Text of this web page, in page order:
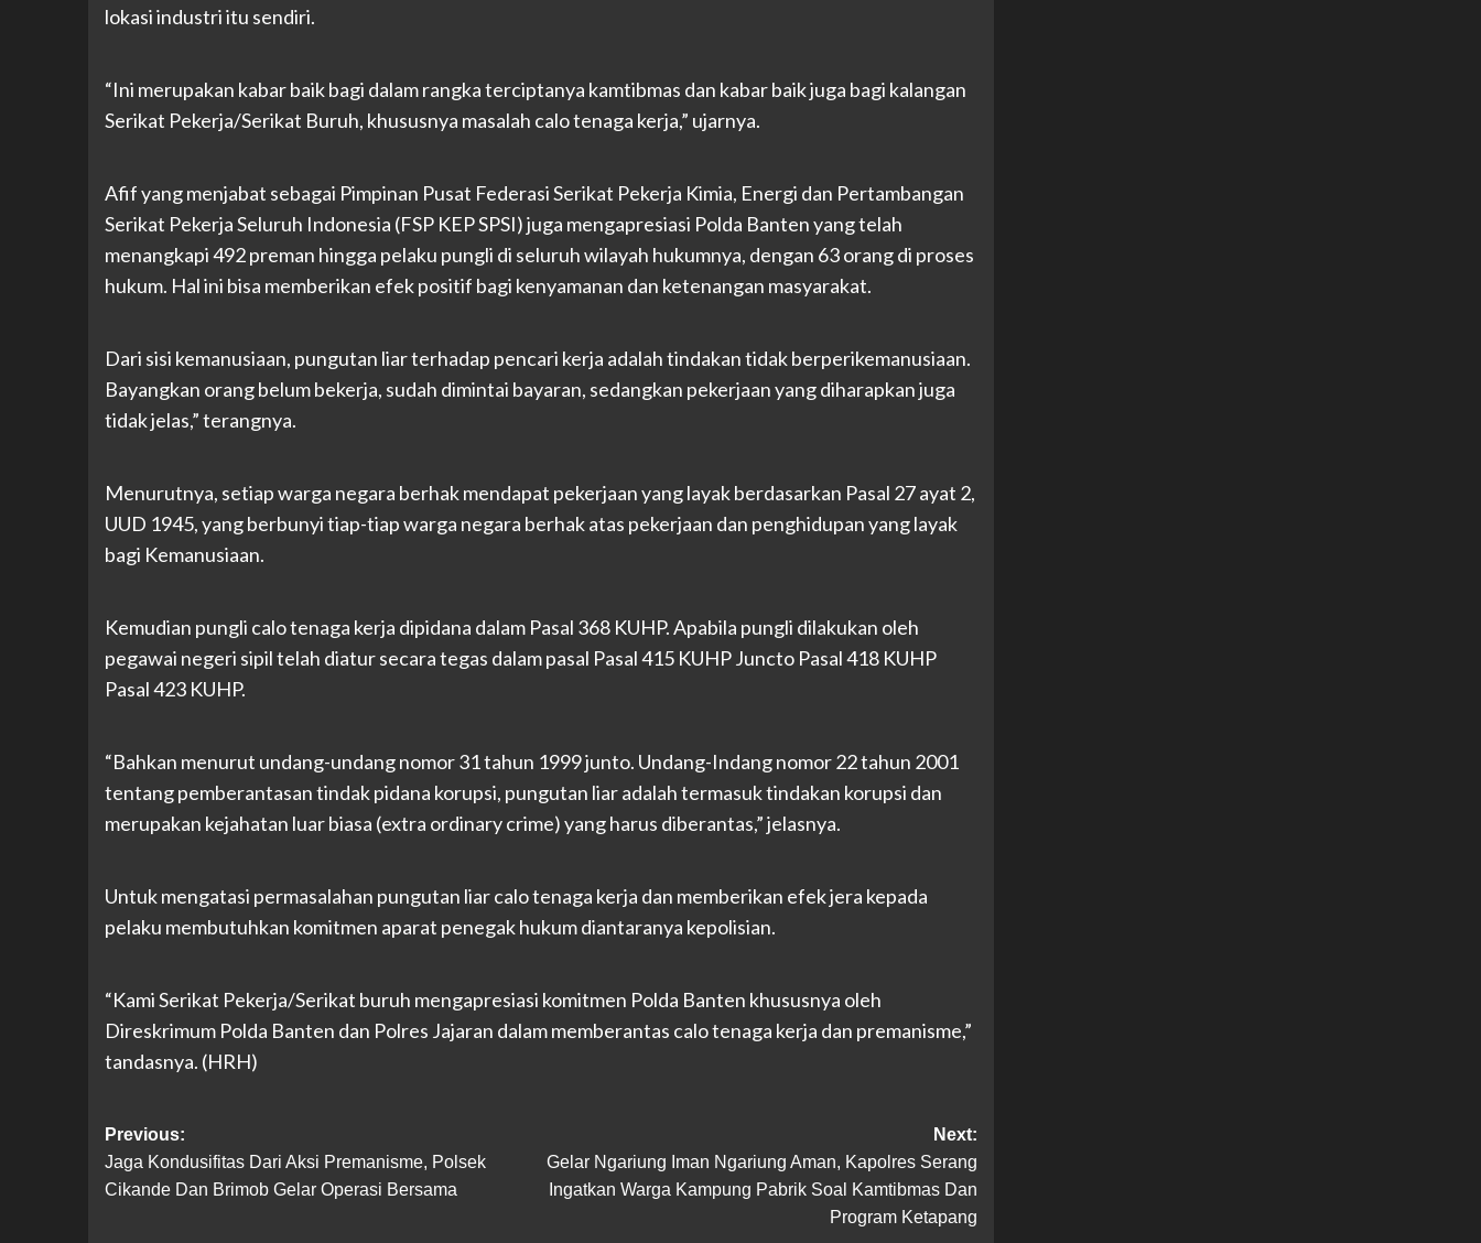
lokasi industri itu sendiri.
“Ini merupakan kabar baik bagi dalam rangka terciptanya kamtibmas dan kabar baik juga bagi kalangan
Serikat Pekerja/Serikat Buruh, khususnya masalah calo tenaga kerja,” ujarnya.
Afif yang menjabat sebagai Pimpinan Pusat Federasi Serikat Pekerja Kimia, Energi dan Pertambangan
Serikat Pekerja Seluruh Indonesia (FSP KEP SPSI) juga mengapresiasi Polda Banten yang telah
menangkapi 492 preman hingga pelaku pungli di seluruh wilayah hukumnya, dengan 63 orang di proses
hukum. Hal ini bisa memberikan efek positif bagi kenyamanan dan ketenangan masyarakat.
Dari sisi kemanusiaan, pungutan liar terhadap pencari kerja adalah tindakan tidak berperikemanusiaan.
Bayangkan orang belum bekerja, sudah dimintai bayaran, sedangkan pekerjaan yang diharapkan juga
tidak jelas,” terangnya.
Menurutnya, setiap warga negara berhak mendapat pekerjaan yang layak berdasarkan Pasal 27 ayat 2,
UUD 1945, yang berbunyi tiap-tiap warga negara berhak atas pekerjaan dan penghidupan yang layak
bagi Kemanusiaan.
Kemudian pungli calo tenaga kerja dipidana dalam Pasal 368 KUHP. Apabila pungli dilakukan oleh
pegawai negeri sipil telah diatur secara tegas dalam pasal Pasal 415 KUHP Juncto Pasal 418 KUHP
Pasal 423 KUHP.
“Bahkan menurut undang-undang nomor 31 tahun 1999 junto. Undang-Indang nomor 22 tahun 2001
tentang pemberantasan tindak pidana korupsi, pungutan liar adalah termasuk tindakan korupsi dan
merupakan kejahatan luar biasa (extra ordinary crime) yang harus diberantas,” jelasnya.
Untuk mengatasi permasalahan pungutan liar calo tenaga kerja dan memberikan efek jera kepada
pelaku membutuhkan komitmen aparat penegak hukum diantaranya kepolisian.
“Kami Serikat Pekerja/Serikat buruh mengapresiasi komitmen Polda Banten khususnya oleh
Direskrimum Polda Banten dan Polres Jajaran dalam memberantas calo tenaga kerja dan premanisme,”
tandasnya. (HRH)
Post
navigation
Previous:
Jaga Kondusifitas Dari Aksi Premanisme, Polsek
Cikande Dan Brimob Gelar Operasi Bersama
Next:
Gelar Ngariung Iman Ngariung Aman, Kapolres Serang
Ingatkan Warga Kampung Pabrik Soal Kamtibmas Dan
Program Ketapang